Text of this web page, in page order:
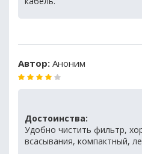
Автор: Аноним
Достоинства:
Удобно чистить фильтр,
всасывания, компактный,